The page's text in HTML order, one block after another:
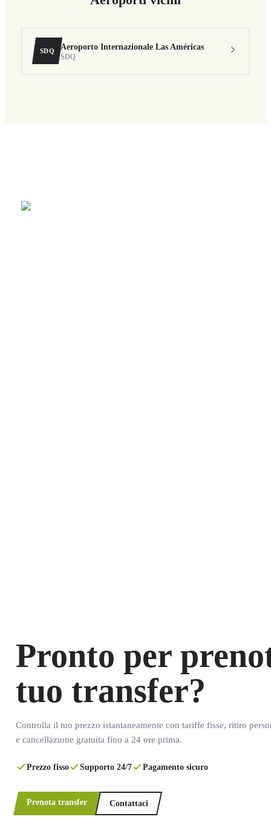
SDQ Aeroporto Internazionale Las Américas
SDQ
Pronto per
tuo transfer?
Controlla il tuo prezzo istantaneamente con tariffe fisse, ritiro
e cancellazione gratuita fino a 24 ore prima.
Prezzo fisso Supporto 24/7 Pagamento sicuro
Prenota transfer Contattaci